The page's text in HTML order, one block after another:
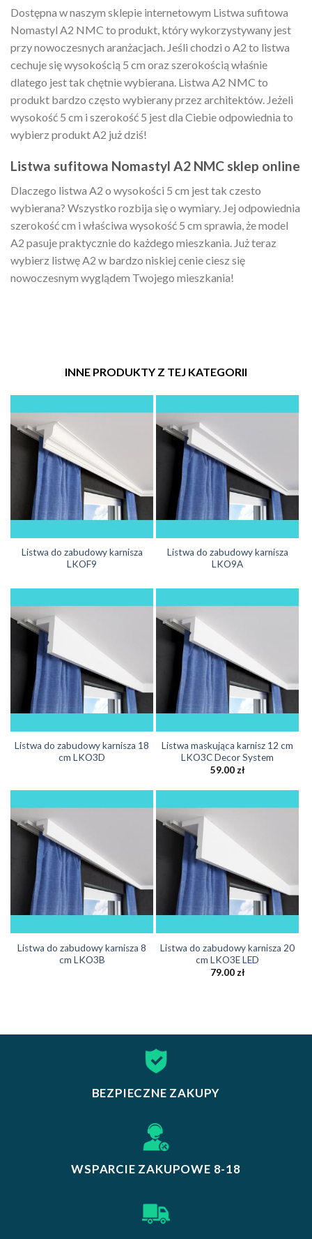
Dostępna w naszym sklepie internetowym Listwa sufitowa
Nomastyl A2 NMC to produkt, który wykorzystywany jest
przy nowoczesnych aranżacjach. Jeśli chodzi o A2 to listwa
cechuje się wysokością 5 cm oraz szerokością właśnie
dlatego jest tak chętnie wybierana. Listwa A2 NMC to
produkt bardzo często wybierany przez architektów. Jeżeli
wysokość 5 cm i szerokość 5 jest dla Ciebie odpowiednia to
wybierz produkt A2 już dziś!
Listwa sufitowa Nomastyl A2 NMC sklep online
Dlaczego listwa A2 o wysokości 5 cm jest tak czesto
wybierana? Wszystko rozbija się o wymiary. Jej odpowiednia
szerokość cm i właściwa wysokość 5 cm sprawia, że model
A2 pasuje praktycznie do każdego mieszkania. Już teraz
wybierz listwę A2 w bardzo niskiej cenie ciesz się
nowoczesnym wyglądem Twojego mieszkania!
INNE PRODUKTY Z TEJ KATEGORII
Listwa do zabudowy karnisza
LKOF9
Listwa do zabudowy karnisza
LKO9A
Listwa do zabudowy karnisza 18
cm LKO3D
Listwa maskująca karnisz 12 cm
LKO3C Decor System
59.00zł
Listwa do zabudowy karnisza 8
cm LKO3B
Listwa do zabudowy karnisza 20
cm LKO3E LED
79.00 zł
BEZPIECZNE ZAKUPY
WSPARCIE ZAKUPOWE 8-18